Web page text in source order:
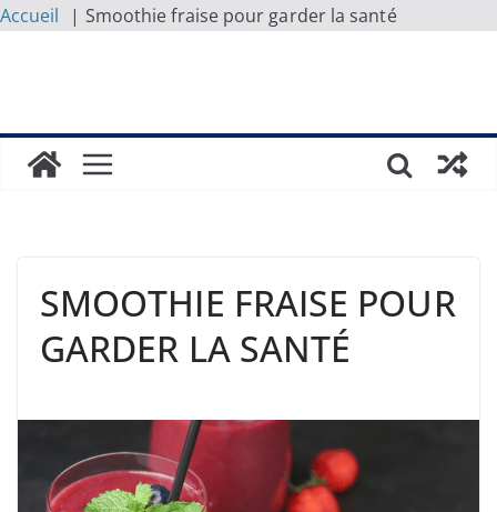
Accueil
Smoothie fraise pour garder la santé
SMOOTHIE FRAISE POUR
GARDER LA SANTÉ